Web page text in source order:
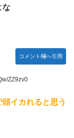
な
コメント欄へ引用
ZZ9zv0
イカれると思う